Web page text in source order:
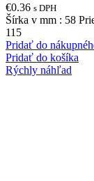
€0.36 s DPH
Šírka v mm : 58
115
Pridať do
Pridať do košíka
Rýchly náhľad